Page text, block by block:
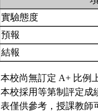
實驗態度
預報
結報
本校尚無訂定 A+ 比例
本校採用等第制評定成
表僅供參考，授課教師